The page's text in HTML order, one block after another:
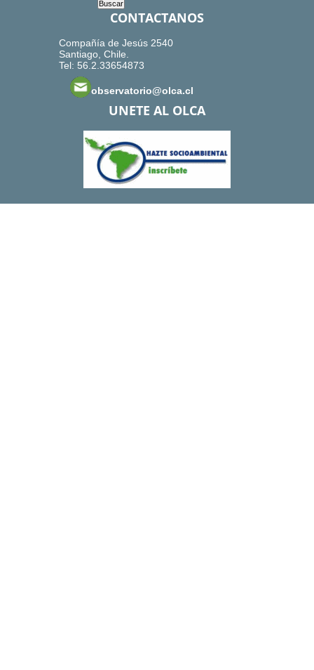
CONTACTANOS
Compañía de Jesús 2540
Santiago, Chile.
Tel: 56.2.33654873
observatorio@olca.cl
UNETE AL OLCA